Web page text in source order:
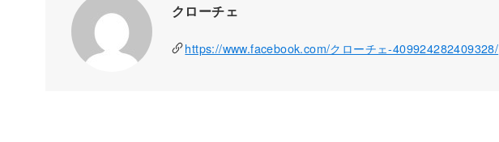
クローチェ
https://www.facebook.com/クローチェ-409924282409328/